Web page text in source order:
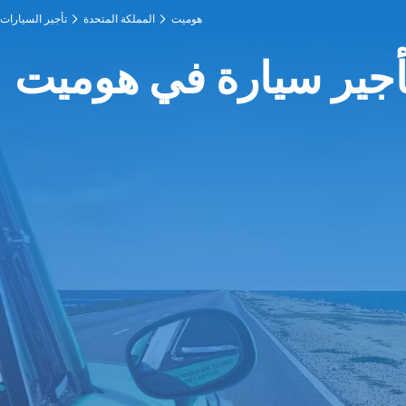
تأجير السيارات المملكة المتحدة هوميت
سيارة في هوميت